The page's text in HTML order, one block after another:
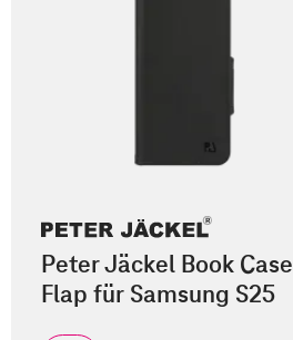
Peter Jäckel Book Case
Flap für Samsung S25